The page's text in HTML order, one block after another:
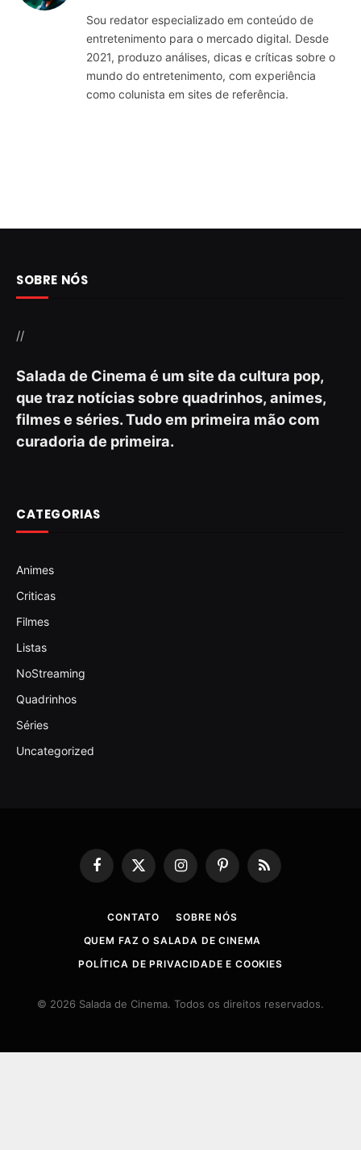
Sou redator especializado em conteúdo de
entretenimento para o mercado digital. Desde
2021, produzo análises, dicas e críticas sobre o
mundo do entretenimento, com experiência
como colunista em sites de referência.
SOBRE NÓS
//
Salada de Cinema é um site da cultura pop,
que traz notícias sobre quadrinhos, animes,
filmes e séries. Tudo em primeira mão com
curadoria de primeira.
CATEGORIAS
Animes
Criticas
Filmes
Listas
NoStreaming
Quadrinhos
Séries
Uncategorized
Facebook
X
InstagramPinterestRSS
CONTATO
SOBRE NÓS
QUEM FAZ O SALADA DE CINEMA
POLÍTICA DE PRIVACIDADE E COOKIES
© 2026 Salada de Cinema. Todos os direitos reservados.